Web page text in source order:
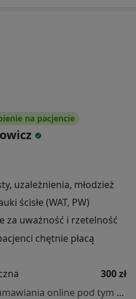
na pacjencie
uzależnienia, młodzież
ścisłe (WAT, PW)
za uważność i rzetelność
chętnie płacą
300 zł
Specjalista nie oferuje umawiania online pod tym adresem.